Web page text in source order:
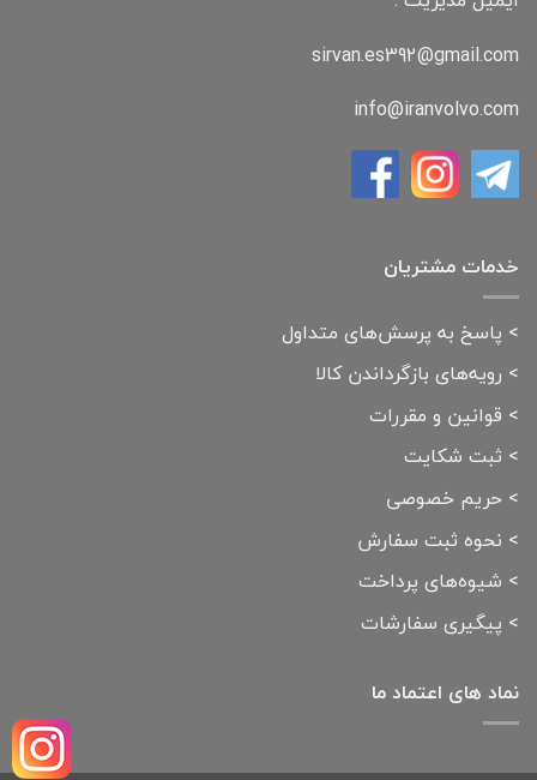
sirvan.es392@gmail.com
info@iranvolvo.com
خدمات مشتریان
> پاسخ به پرسش‌های متداول
> رویه‌های بازگرداندن کالا
> قوانین و مقررات
> ثبت شکایت
> حریم خصوصی
> نحوه ثبت سفارش
> شیوه‌های پرداخت
> پیگیری سفارشات
نماد های اعتماد ما